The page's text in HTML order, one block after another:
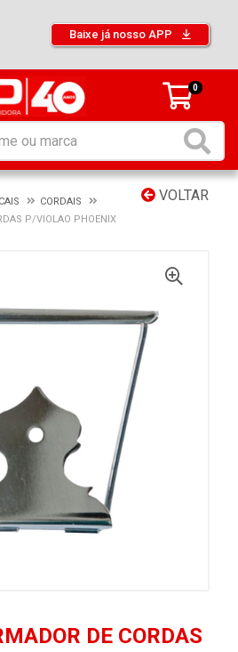
Baixe já nosso APP
0
VOLTAR
CORDAIS
P/VIOLAO PHOENIX
DE CORDAS